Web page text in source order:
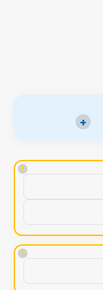
+
!
!